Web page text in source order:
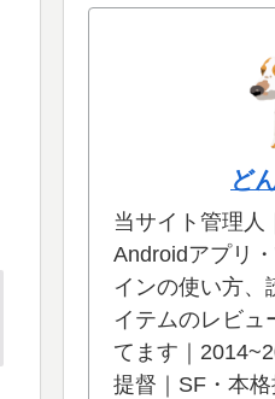
ど
当サイト管理人
Androidアプリ
インの使い方、
イテムのレビュ
てます｜
提督｜SF・本